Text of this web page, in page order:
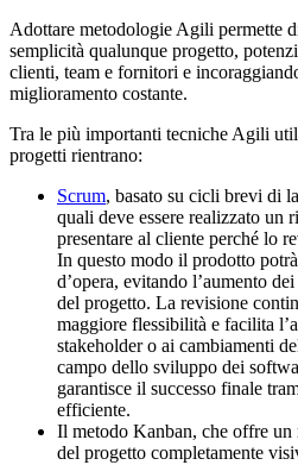
Adottare metodologie Agili permette
semplicità qualunque progetto,
clienti, team e fornitori e
miglioramento costante.
Tra le più importanti tecniche Agili
progetti rientrano:
Scrum, basato su cicli brevi di
quali deve essere realizzato un
presentare al cliente perché lo
In questo modo il prodotto
d’opera, evitando l’aumento
del progetto. La revisione
maggiore flessibilità e facilita
stakeholder o ai cambiamenti
campo dello sviluppo dei
garantisce il successo finale
efficiente.
Il metodo Kanban, che offre un
del progetto completamente